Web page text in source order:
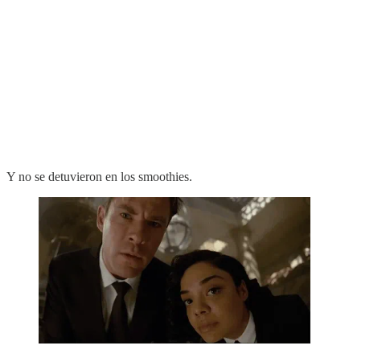
Y no se detuvieron en los smoothies.